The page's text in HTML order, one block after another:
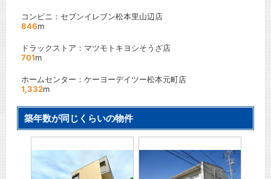
コンビニ：セブンイレブン松本里山辺店
846m
ドラックストア：マツモトキヨシそうざ店
701m
ホームセンター：ケーヨーデイツー松本元町店
1,332m
築年数が同じくらいの物件